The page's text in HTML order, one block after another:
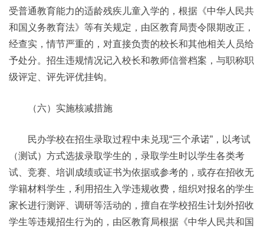
受普通教育能力的适龄残疾儿童入学的，根据《中华人民共
和国义务教育法》等有关规定，由区教育局责令限期改正，
经查实，情节严重的，对直接负责的校长和其他相关人员给
予处分。招生违规情况记入校长和教师信誉档案，与职称职
级评定、评先评优挂钩。
（六）实施核减措施
民办学校在招生录取过程中未兑现“三个承诺”，以考试
（测试）方式选拔录取学生的，录取学生时以学生各类考
试、竞赛、培训成绩或证书为依据或参考的，或存在招收无
学籍材料学生，利用招生入学违规收费，组织对报名的学生
家长进行测评、调研等活动的，擅自在学校招生计划外招收
学生等违规招生行为的，由区教育局根据《中华人民共和国